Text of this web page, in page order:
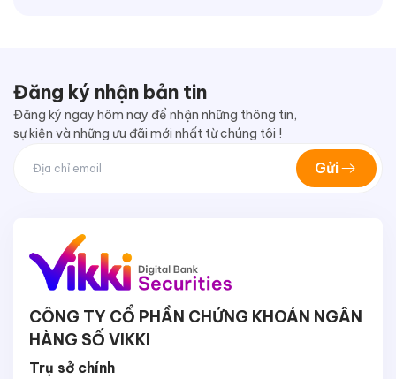
Đăng ký nhận bản tin
Đăng ký ngay hôm nay để nhận những thông tin,
sự kiện và những ưu đãi mới nhất từ chúng tôi !
Gửi
CÔNG TY CỔ PHẦN CHỨNG KHOÁN NGÂN
HÀNG SỐ VIKKI
Trụ sở chính